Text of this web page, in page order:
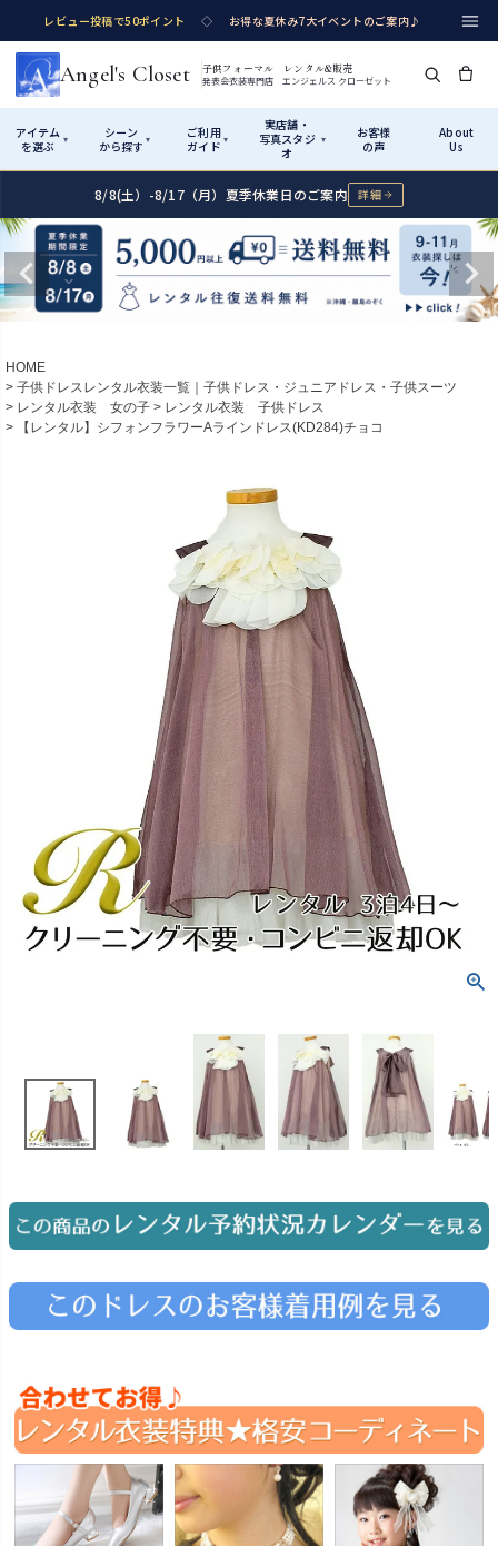
レビュー投稿で50ポイント ◇ お得な夏休み7大イベントのご案内♪
Angel's Closet 子供フォーマル レンタル&販売
発表会衣装専門店 エンジェルス クローゼット
アイテム
を選ぶ
▾
シーン
から探す ▾
ご利用
ガイド ▾
実店舗・
写真スタジ
オ
▾
お客様
の声
About
Us
Shop by Category アイテムから探す
カテゴリ詳細→ サイズで選ぶ →
Rentalレンタル
パニエ
レディース
コスチューム アウター
インナー・パニエ アクセサリー
ジュエリー 音楽雑貨
Shop by Occasion シーンから探す
性別・サイズで絞り込む→
発表会・コンクール
Wedding
結婚式
フラワーガール・リングボーイ・ゲ
スト
Graduation & Entrance
卒業式・入学式
きちんと感のあるフォーマル
Shichi-Go-San
七五三
3歳・5歳・7歳の晴れの日
How It Works ご利用ガイド
Startはじめに
01
02 サイズの選び方
測り方と目安
予約・配送・返却・料金
汚れ・キズ・破損の補償
ご購入・サポート
07 販売・共通のご案内
品質・返品・お手入れ
08 送料・お支払い
Visit Us 実店舗・写真スタジオ
実店舗 つくば店
茨城県土浦市大町14-16-1F
10:00–18:00（完全予約制）
店舗を予約する →
Angel's Photo Studio
対応 七五三・発表会・記念撮影
予約 Web または お電話
ヘアメイク・着付け
8/8(土）-8/17（月）夏季休業日のご案内 詳細
HOME
子供ドレスレンタル衣装一覧｜子供ドレス・ジュニアドレス・子供スーツ
レンタル衣装 女の子
レンタル衣装 子供ドレス
【レンタル】シフォンフラワーAラインドレス(KD284)チョコ